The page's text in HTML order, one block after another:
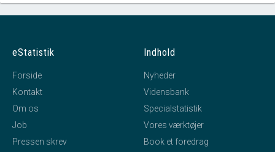
eStatistik
Forside
Kontakt
Om os
Job
Pressen skrev
Indhold
Nyheder
Vidensbank
Specialstatistik
Vores værktøjer
Book et foredrag